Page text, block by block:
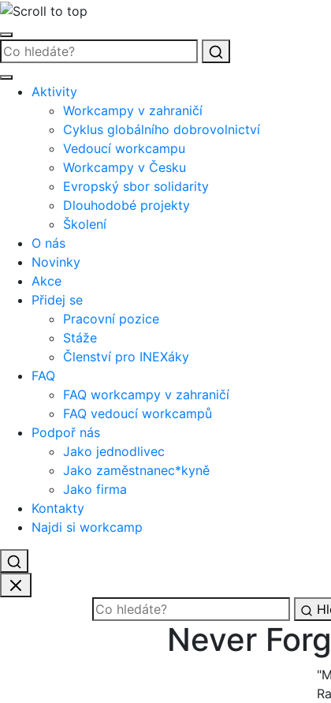
Vyhledat
Aktivity
Workcampy v zahraničí
Cyklus globálního dobrovolnictví
Vedoucí workcampu
Workcampy v Česku
Evropský sbor solidarity
Dlouhodobé projekty
Školení
O nás
Novinky
Akce
Přidej se
Pracovní pozice
Stáže
Členství pro INEXáky
FAQ
FAQ workcampy v zahraničí
FAQ vedoucí workcampů
Podpoř nás
Jako jednodlivec
Jako zaměstnanec*kyně
Jako firma
Kontakty
Najdi si workcamp
Never